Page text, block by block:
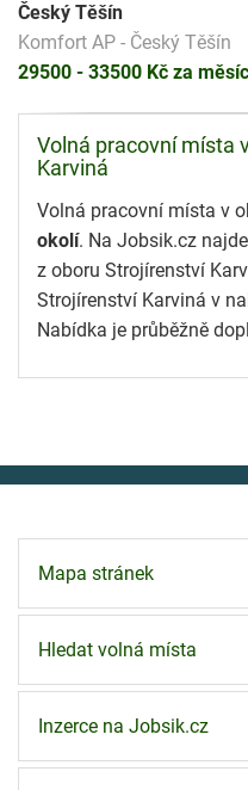
Český Těšín
Komfort AP - Český Těšín
29500 - 33500 Kč za měsíc
Volná pracovní místa
Karviná
Volná pracovní místa v
okolí. Na Jobsik.cz
z oboru Strojírenství
Strojírenství Karviná v
Nabídka je průběžně
Mapa stránek
Hledat volná místa
Inzerce na Jobsik.cz